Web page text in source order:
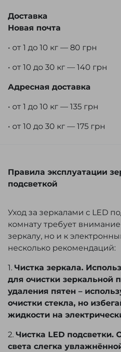
Доставка
Новая почта
• от 1 до 10 кг — 80 грн
• от 10 до 30 кг — 140 грн
Адресная доставка
• от 1 до 10 кг — 135 грн
• от 10 до 30 кг — 175 грн
Правила эксплуатации
подсветкой
Уход за зеркалами с LED
комнату требует
зеркалу, но и к
несколько рекомендаций:
1. Чистка зеркала.
для очистки зеркальной
удаления пятен –
очистки стекла, но
жидкости на
2. Чистка LED подсветки.
света слегка